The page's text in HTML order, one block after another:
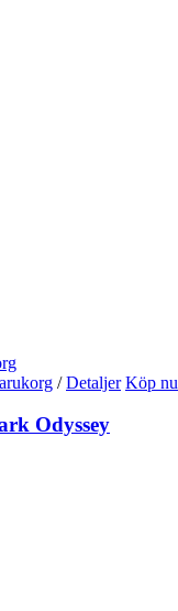
/ Detaljer Köp nu
Odyssey